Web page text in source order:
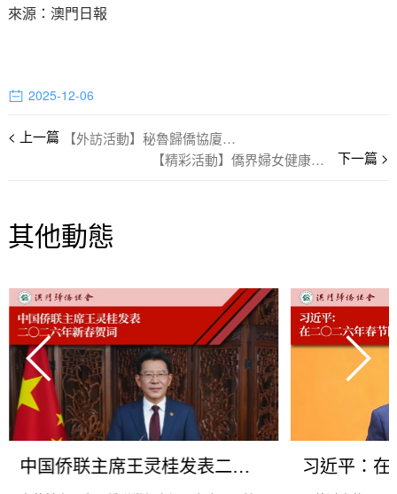
來源：澳門日報
2025-12-06
【外訪活動】秘魯歸僑協廈門參訪
【精彩活動】僑界婦女健康飲食抗衰老
其他動態
中国侨联主席王灵桂发表二〇二六年新春贺词